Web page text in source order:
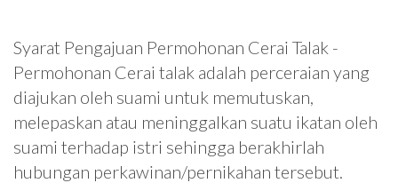
Syarat Pengajuan Permohonan Cerai Talak -
Permohonan Cerai talak adalah perceraian yang
diajukan oleh suami untuk memutuskan,
melepaskan atau meninggalkan suatu ikatan oleh
suami terhadap istri sehingga berakhirlah
hubungan perkawinan/pernikahan tersebut.